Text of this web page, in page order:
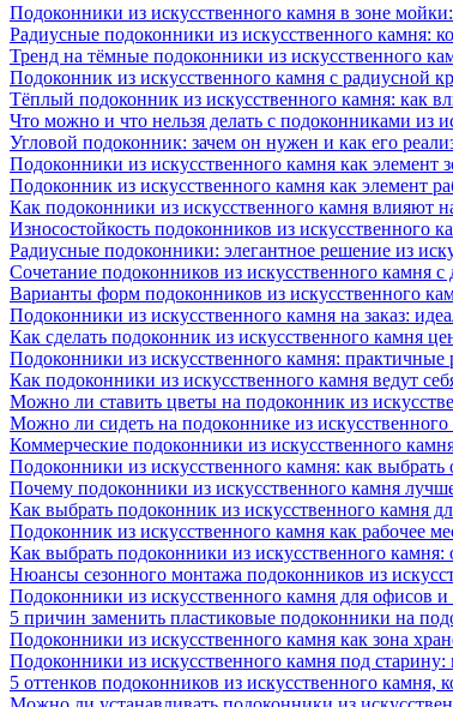
Подоконники из искусственного камня в зоне
Радиусные подоконники из искусственного камня:
Тренд на тёмные подоконники из искусственного
Подоконник из искусственного камня с радиусной
Тёплый подоконник из искусственного камня: как
Что можно и что нельзя делать с подоконниками из
Угловой подоконник: зачем он нужен и как его
Подоконники из искусственного камня как элемент
Подоконник из искусственного камня как элемент
Как подоконники из искусственного камня влияют
Износостойкость подоконников из искусственного
Радиусные подоконники: элегантное решение из
Сочетание подоконников из искусственного камня
Варианты форм подоконников из искусственного
Подоконники из искусственного камня на заказ:
Как сделать подоконник из искусственного камня
Подоконники из искусственного камня: практичные
Как подоконники из искусственного камня ведут
Можно ли ставить цветы на подоконник из
Можно ли сидеть на подоконнике из искусственного
Коммерческие подоконники из искусственного
Подоконники из искусственного камня: как выбрать
Почему подоконники из искусственного камня
Как выбрать подоконник из искусственного камня
Подоконник из искусственного камня как рабочее
Как выбрать подоконники из искусственного
Нюансы сезонного монтажа подоконников из
Подоконники из искусственного камня для офисов
5 причин заменить пластиковые подоконники на
Подоконники из искусственного камня как зона
Подоконники из искусственного камня под
5 оттенков подоконников из искусственного